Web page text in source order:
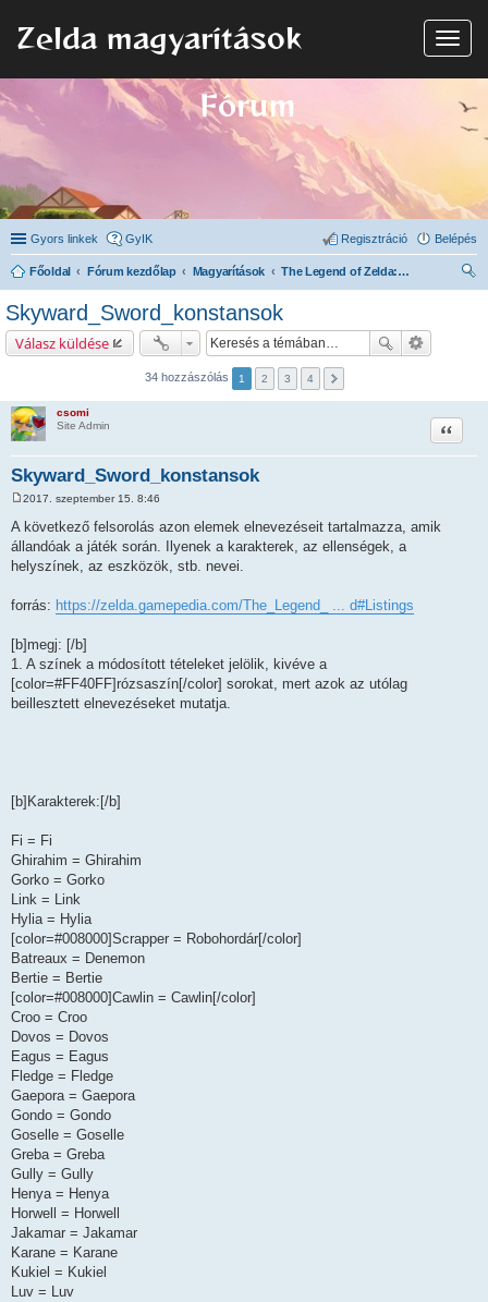
N
a
Zelda magyarítások
Fórum
Gyors linkek GyIK Belépés
Regisztráció
Főoldal Fórum kezdőlap Magyarítások
The Legend of Zelda: Skyward Sword
Skyward_Sword_konstansok
Válasz küldése
34 hozzászólás 1 2 3 4
csomi
Site Admin
Skyward_Sword_konstansok
Idézet
o
z
z
á
s
l
s
2017. szeptember 15. 8:46
A következő felsorolás azon elemek elnevezéseit tartalmazza, amik
állandóak a játék során. Ilyenek a karakterek, az ellenségek, a
helyszínek, az eszközök, stb. nevei.
forrás: https://zelda.gamepedia.com/The_Legend_ ... d#Listings
[b]megj: [/b]
1. A színek a módosított tételeket jelölik, kivéve a
[color=#FF40FF]rózsaszín[/color] sorokat, mert azok az utólag
beillesztett elnevezéseket mutatja.
[b]Karakterek:[/b]
Fi = Fi
Ghirahim = Ghirahim
Gorko = Gorko
Link = Link
Hylia = Hylia
[color=#008000]Scrapper = Robohordár[/color]
Batreaux = Denemon
Bertie = Bertie
[color=#008000]Cawlin = Cawlin[/color]
Croo = Croo
Dovos = Dovos
Eagus = Eagus
Fledge = Fledge
Gaepora = Gaepora
Gondo = Gondo
Goselle = Goselle
Greba = Greba
Gully = Gully
Henya = Henya
Horwell = Horwell
Jakamar = Jakamar
Karane = Karane
Kukiel = Kukiel
Luv = Luv